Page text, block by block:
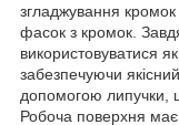
згладжування кромок
фасок з кромок.
використовуватися
забезпечуючи
допомогою липучки,
Робоча поверхня